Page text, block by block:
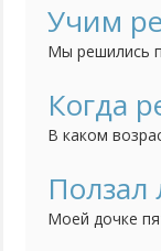
Учим
Мы решились
которым еще
им должны
Когда
В каком
Ползал
Моей дочке